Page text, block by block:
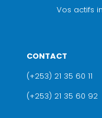
Vos actifs
CONTACT
(+253) 21 35 60 11
(+253) 21 35 60 92